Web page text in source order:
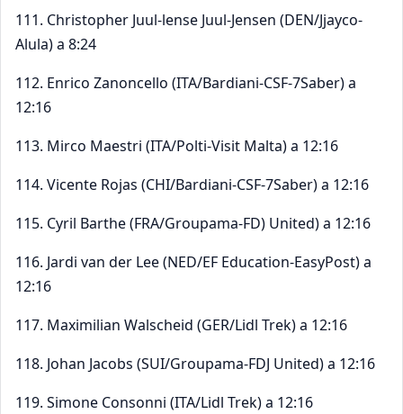
111. Christopher Juul-lense Juul-Jensen (DEN/Jjayco-
Alula) a 8:24
112. Enrico Zanoncello (ITA/Bardiani-CSF-7Saber) a
12:16
113. Mirco Maestri (ITA/Polti-Visit Malta) a 12:16
114. Vicente Rojas (CHI/Bardiani-CSF-7Saber) a 12:16
115. Cyril Barthe (FRA/Groupama-FD) United) a 12:16
116. Jardi van der Lee (NED/EF Education-EasyPost) a
12:16
117. Maximilian Walscheid (GER/Lidl Trek) a 12:16
118. Johan Jacobs (SUI/Groupama-FDJ United) a 12:16
119. Simone Consonni (ITA/Lidl Trek) a 12:16